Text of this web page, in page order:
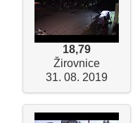
18,79
Žirovnice
31. 08. 2019